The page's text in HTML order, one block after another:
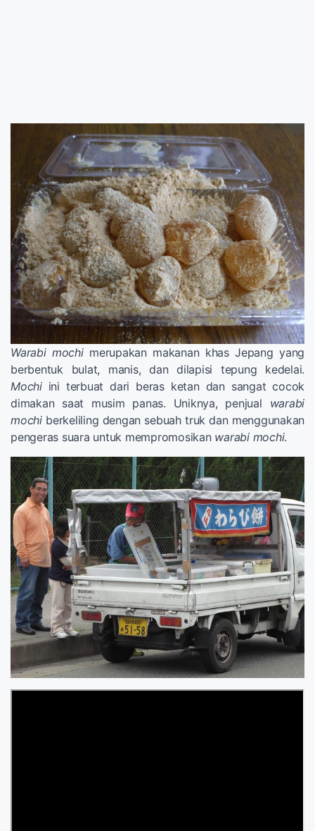
Warabi mochimerupakan makanan khas Jepang yang
berbentuk bulat, manis, dan dilapisi tepung kedelai.
Mochiini terbuat dari beras ketan dan sangat cocok
dimakan saat musim panas. Uniknya, penjual warabi
mochiberkeliling dengan sebuah truk dan menggunakan
pengeras suara untuk mempromosikan warabi mochi.